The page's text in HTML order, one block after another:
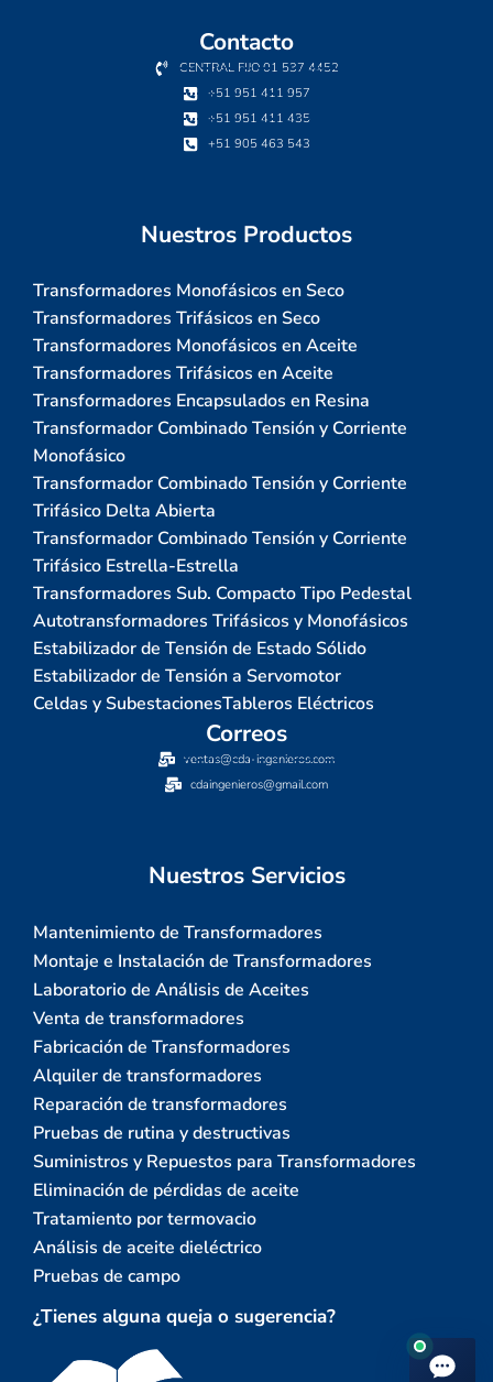
Contacto
CENTRAL FIJO 01 537 4452
+51 951 411 957
+51 951 411 435
+51 905 463 543
Nuestros Productos
Transformadores Monofásicos en Seco
Transformadores Trifásicos en Seco
Transformadores Monofásicos en Aceite
Transformadores Trifásicos en Aceite
Transformadores Encapsulados en Resina
Transformador Combinado Tensión y Corriente
Monofásico
Transformador Combinado Tensión y Corriente
Trifásico Delta Abierta
Transformador Combinado Tensión y Corriente
Trifásico Estrella-Estrella
Transformadores Sub. Compacto Tipo Pedestal
Autotransformadores Trifásicos y Monofásicos
Estabilizador de Tensión de Estado Sólido
Estabilizador de Tensión a Servomotor
Celdas y SubestacionesTableros Eléctricos
Correos
ventas@cda-ingenieros.com
cdaingenieros@gmail.com
Nuestros Servicios
Mantenimiento de Transformadores
Montaje e Instalación de Transformadores
Laboratorio de Análisis de Aceites
Venta de transformadores
Fabricación de Transformadores
Alquiler de transformadores
Reparación de transformadores
Pruebas de rutina y destructivas
Suministros y Repuestos para Transformadores
Eliminación de pérdidas de aceite
Tratamiento por termovacio
Análisis de aceite dieléctrico
Pruebas de campo
¿Tienes alguna queja o sugerencia?